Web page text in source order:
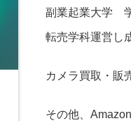
副業起業大学
転売学科運営し
カメラ買取・販
その他、